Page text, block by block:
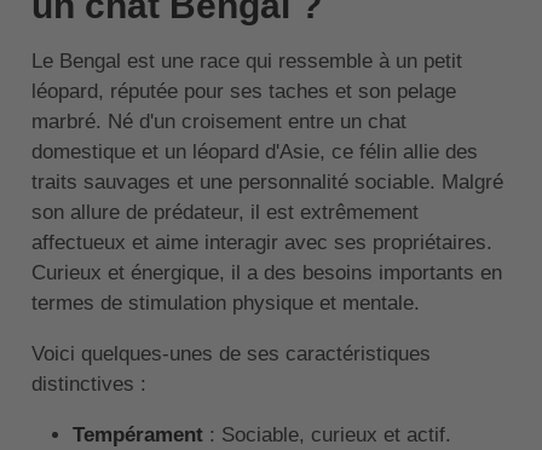
Le Bengal est une race qui ressemble à un petit
léopard, réputée pour ses taches et son pelage
marbré. Né d'un croisement entre un chat
domestique et un léopard d'Asie, ce félin allie des
traits sauvages et une personnalité sociable. Malgré
son allure de prédateur, il est extrêmement
affectueux et aime interagir avec ses propriétaires.
Curieux et énergique, il a des besoins importants en
termes de stimulation physique et mentale.
Voici quelques-unes de ses caractéristiques
distinctives :
Tempérament: Sociable, curieux et actif.